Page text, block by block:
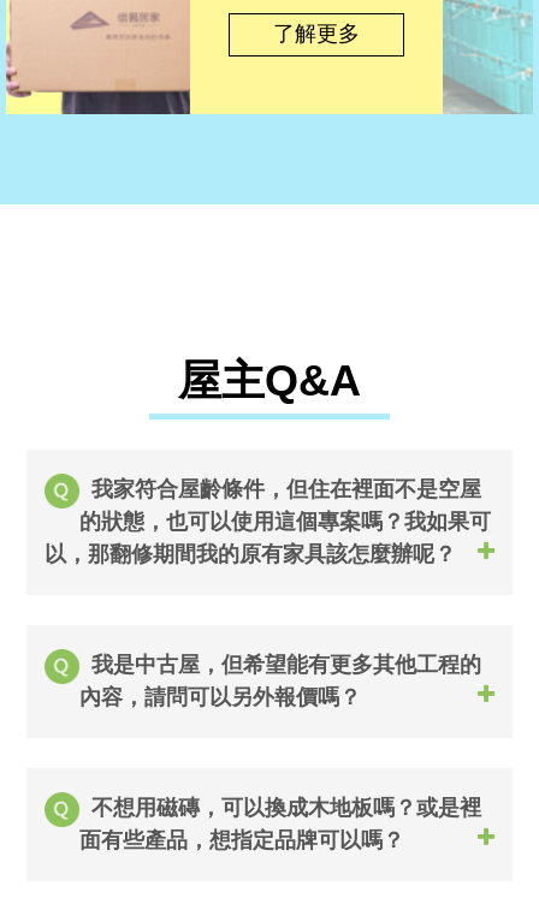
了解更多
屋主Q&A
我家符合屋齡條件，但住在裡面不是空屋
的狀態，也可以使用這個專案嗎？我如果可
以，那翻修期間我的原有家具該怎麼辦呢？
我是中古屋，但希望能有更多其他工程的
內容，請問可以另外報價嗎？
不想用磁磚，可以換成木地板嗎？或是裡
面有些產品，想指定品牌可以嗎？